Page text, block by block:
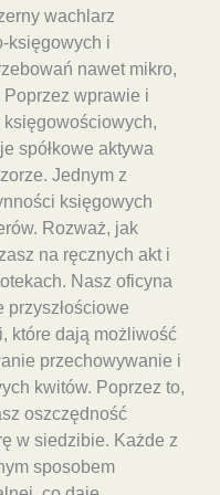
wachlarz
księgowych i
nawet mikro,
wprawie i
spółkowe aktywa
Jednym z
księgowych
Rozważ, jak
na ręcznych akt i
Nasz oficyna
które dają możliwość
przechowywanie i
kwitów. Poprzez to,
oszczędność
w siedzibie. Każde z
sposobem